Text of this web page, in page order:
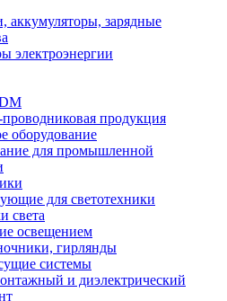
аккумуляторы, зарядные
электроэнергии
продукция
оборудование
для промышленной
для светотехники
света
освещением
гирлянды
системы
и диэлектрический